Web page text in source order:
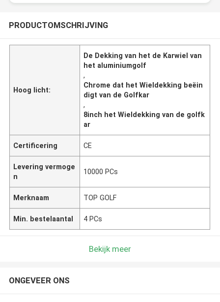
PRODUCTOMSCHRIJVING
Hoog licht:
De Dekking van het de Karwiel van
het aluminiumgolf
,
Chrome dat het Wieldekking beëin
digt van de Golfkar
,
8inch het Wieldekking van de golfk
ar
Certificering CE
Levering vermoge
n
10000 PCs
Merknaam TOP GOLF
Min. bestelaantal 4 PCs
Bekijk meer
ONGEVEER ONS